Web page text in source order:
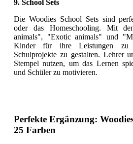
9. School Sets
Die Woodies School Sets sind
oder das Homeschooling. Mit
animals", "Exotic animals" und
Kinder für ihre Leistungen zu
Schulprojekte zu gestalten. Lehrer
Stempel nutzen, um das Lernen
und Schüler zu motivieren.
Perfekte Ergänzung:
25 Farben